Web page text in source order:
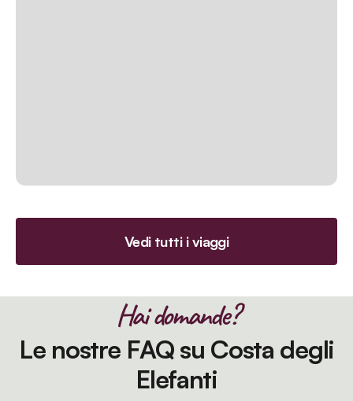
Vedi tutti i viaggi
Hai domande?
Le nostre FAQ su Costa degli
Elefanti